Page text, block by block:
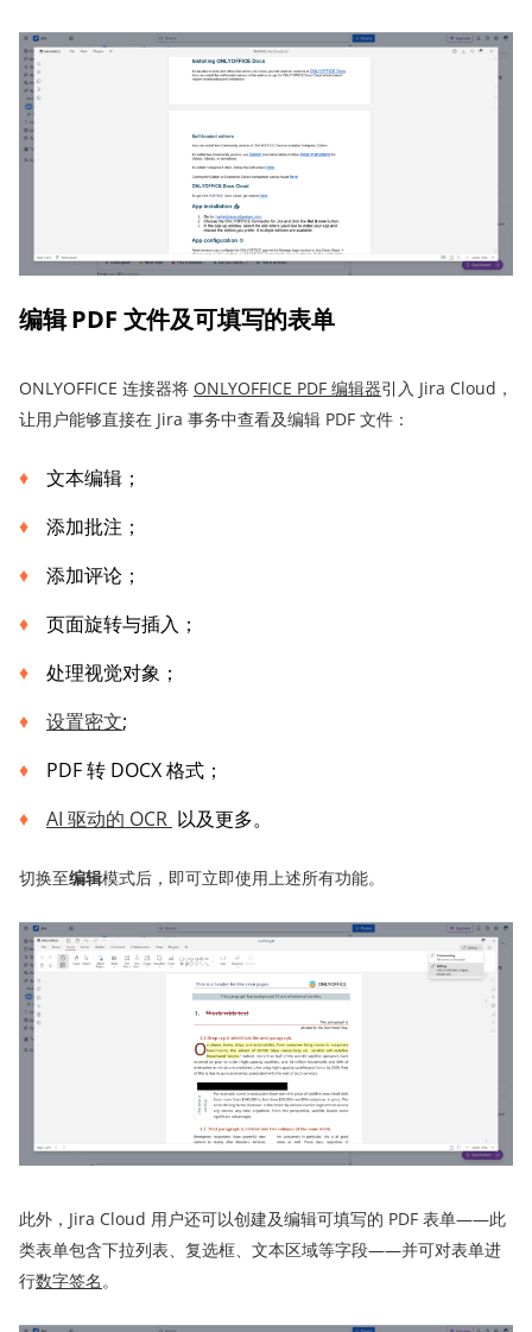
编辑 PDF 文件及可填写的表单
ONLYOFFICE 连接器将 ONLYOFFICE PDF 编辑器引入 Jira Cloud，
让用户能够直接在 Jira 事务中查看及编辑 PDF 文件：
文本编辑；
添加批注；
添加评论；
页面旋转与插入；
处理视觉对象；
设置密文;
PDF 转 DOCX 格式；
AI 驱动的 OCR 以及更多。
切换至编辑模式后，即可立即使用上述所有功能。
此外，Jira Cloud 用户还可以创建及编辑可填写的 PDF 表单——此
类表单包含下拉列表、复选框、文本区域等字段——并可对表单进
行数字签名。